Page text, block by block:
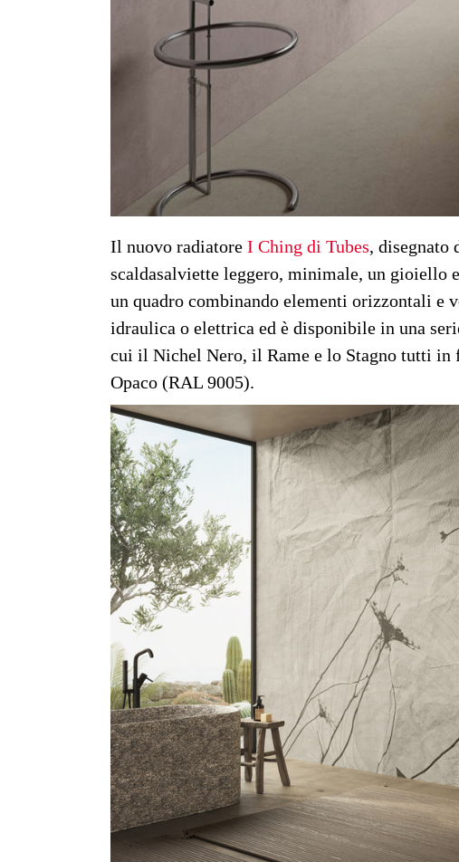
Il nuovo radiatore I Ching di Tubes, disegnato
scaldasalviette leggero, minimale, un gioiello
un quadro combinando elementi orizzontali e
idraulica o elettrica ed è disponibile in una
cui il Nichel Nero, il Rame e lo Stagno tutti in
Opaco (RAL 9005).